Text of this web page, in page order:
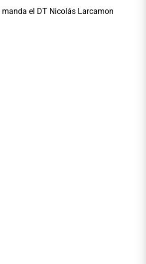
el DT Nicolás Larcamon